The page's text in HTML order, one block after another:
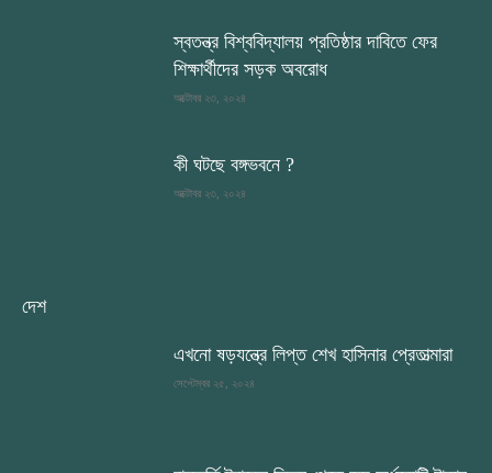
স্বতন্ত্র বিশ্ববিদ্যালয় প্রতিষ্ঠার দাবিতে ফের
শিক্ষার্থীদের সড়ক অবরোধ
অক্টোবর ২৩, ২০২৪
কী ঘটছে বঙ্গভবনে ?
অক্টোবর ২৩, ২০২৪
দেশ
এখনো ষড়যন্ত্রে লিপ্ত শেখ হাসিনার প্রেতাত্মারা
সেপ্টেম্বর ২৫, ২০২৪